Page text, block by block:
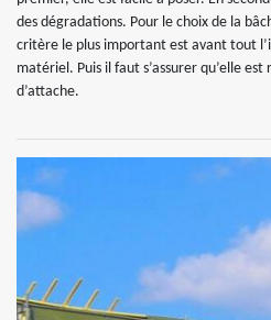
des dégradations. Pour le choix de la
critère le plus important est avant tout
matériel. Puis il faut s’assurer qu’elle
d’attache.